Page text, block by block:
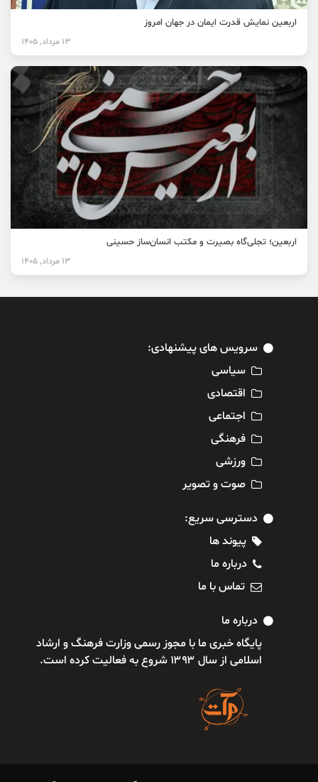
اربعین نمایش قدرت ایمان در جهان امروز
13 مرداد, 1405
اربعین؛ تجلی‌گاه بصیرت و مکتب انسان‌ساز حسینی
13 مرداد, 1405
سرویس های پیشنهادی:
سیاسی
اقتصادی
اجتماعی
فرهنگی
ورزشی
صوت و تصویر
دسترسی سریع:
پیوند ها
درباره ما
تماس با ما
درباره ما
پایگاه خبری ما با مجوز رسمی وزارت فرهنگ و ارشاد
اسلامی از سال ۱۳۹۳ شروع به فعالیت کرده است.